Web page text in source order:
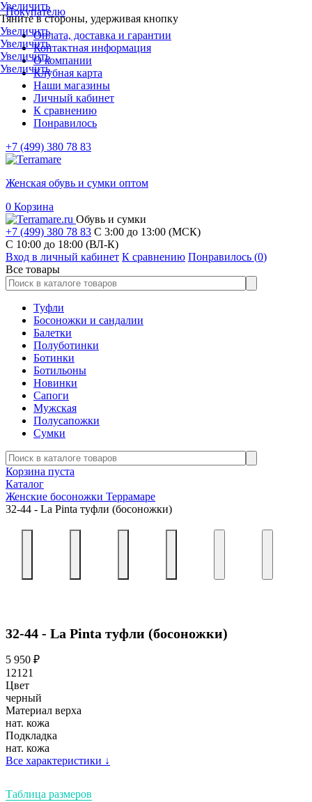
Покупателю
Оплата, доставка и гарантии
Контактная информация
О компании
Клубная карта
Наши магазины
Личный кабинет
К сравнению
Понравилось
+7 (499) 380 78 83
Женская обувь и сумки оптом
0 Корзина
Обувь и сумки
+7 (499) 380 78 83 С 3:00 до 13:00 (МСК)
C 10:00 до 18:00 (ВЛ-К)
Вход в личный кабинет К сравнению Понравилось (0)
Все товары
Туфли
Босоножки и сандалии
Балетки
Полуботинки
Ботинки
Ботильоны
Новинки
Сапоги
Мужская
Полусапожки
Сумки
Корзина пуста
Каталог
Женские босоножки Террамаре
32-44 - La Pinta туфли (босоножки)
Увеличить
Тяните в стороны, удерживая кнопку
Увеличить
Увеличить
Увеличить
Увеличить
32-44 - La Pinta туфли (босоножки)
5 950 ₽
12121
Цвет
черный
Материал верха
нат. кожа
Подкладка
нат. кожа
Все характеристики ↓
Таблица размеров